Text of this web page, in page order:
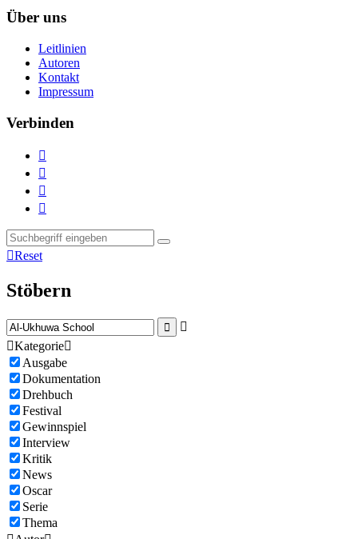
Über uns
Leitlinien
Autoren
Kontakt
Impressum
Verbinden




Reset
Stöbern


Kategorie
Ausgabe
Dokumentation
Drehbuch
Festival
Gewinnspiel
Interview
Kritik
News
Oscar
Serie
Thema